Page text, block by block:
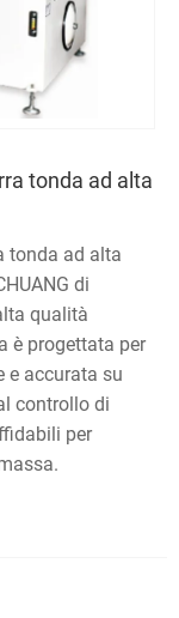
tonda ad alta
tonda ad alta
di
qualità
è progettata per
e accurata su
controllo di
per